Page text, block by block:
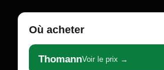
Où acheter
ThomannVoir le prix →